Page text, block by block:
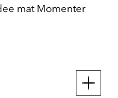
mat Momenter